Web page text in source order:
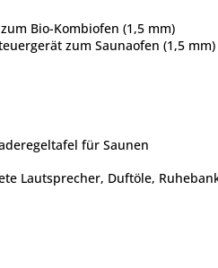
Bio-Kombiofen (1,5 mm)
zum Saunaofen (1,5 mm)
für Saunen
Lautsprecher, Duftöle,